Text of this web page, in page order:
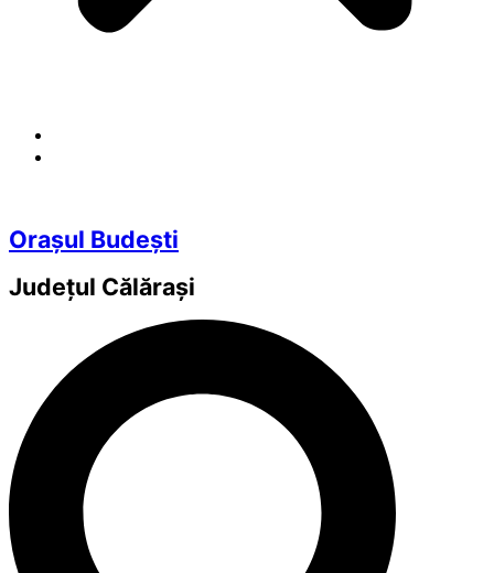
Orașul Budești
Județul Călărași